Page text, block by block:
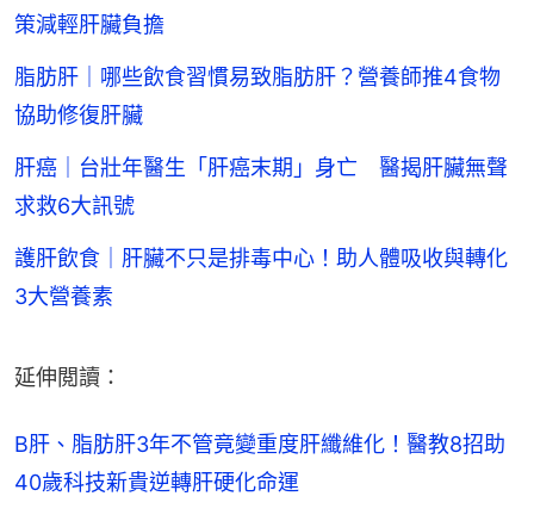
策減輕肝臟負擔
脂肪肝｜哪些飲食習慣易致脂肪肝？營養師推4食物
協助修復肝臟
肝癌｜台壯年醫生「肝癌末期」身亡 醫揭肝臟無聲
求救6大訊號
護肝飲食｜肝臟不只是排毒中心！助人體吸收與轉化
3大營養素
延伸閲讀：
B肝、脂肪肝3年不管竟變重度肝纖維化！醫教8招助
40歲科技新貴逆轉肝硬化命運